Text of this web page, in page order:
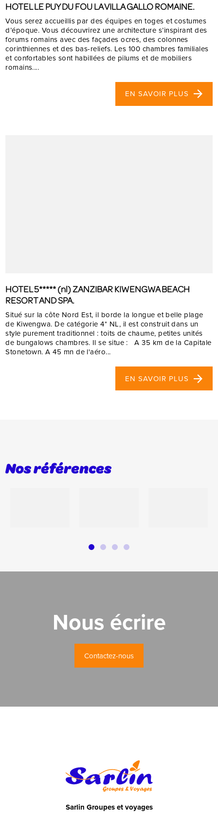
HOTEL LE PUY DU FOU LA VILLA GALLO ROMAINE.
Vous serez accueillis par des équipes en toges et costumes
d’époque. Vous découvrirez une architecture s’inspirant des
forums romains avec des façades ocres, des colonnes
corinthiennes et des bas-reliefs. Les 100 chambres familiales
et confortables sont habillées de pilums et de mobiliers
romains....
EN SAVOIR PLUS
HOTEL 5***** (nl) ZANZIBAR KIWENGWA BEACH
RESORT AND SPA.
Situé sur la côte Nord Est, il borde la longue et belle plage
de Kiwengwa. De catégorie 4* NL, il est construit dans un
style purement traditionnel : toits de chaume, petites unités
de bungalows chambres. Il se situe : A 35 km de la Capitale
Stonetown. A 45 mn de l'aéro...
EN SAVOIR PLUS
Nos références
Nous écrire
Contactez-nous
Sarlin Groupes et voyages